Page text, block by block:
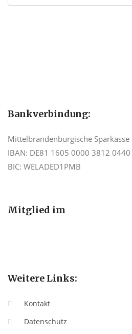
Bankverbindung:
Mittelbrandenburgische Sparkasse
IBAN: DE81 1605 0000 3812
BIC: WELADED1PMB
Mitglied im
Weitere Links:
Kontakt
Datenschutz